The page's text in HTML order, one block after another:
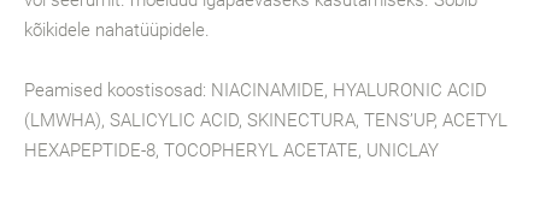
kõikidele nahatüüpidele.
Peamised koostisosad: NIACINAMIDE, HYALURONIC ACID
(LMWHA), SALICYLIC ACID, SKINECTURA, TENS’UP, ACETYL
HEXAPEPTIDE-8, TOCOPHERYL ACETATE, UNICLAY